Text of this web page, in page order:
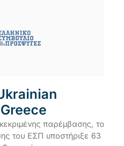
παρέμβασης, το
του ΕΣΠ υποστήριξε 63